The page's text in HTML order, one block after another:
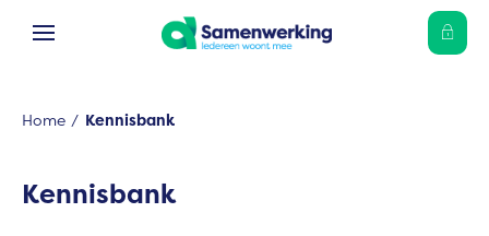
Naar de homepage
Ga naar Hoofd
Home Kennisbank
Kennisbank